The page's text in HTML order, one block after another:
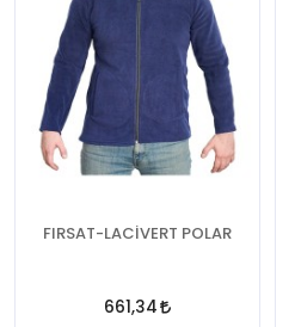
FIRSAT-LACİVERT POLAR
661,34